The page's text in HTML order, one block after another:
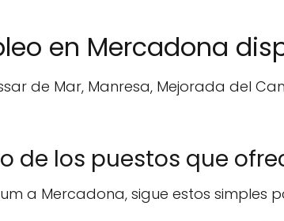
en Mercadona
de Mar, Manresa, Mejorada del
de los puestos que
a Mercadona, sigue estos simples